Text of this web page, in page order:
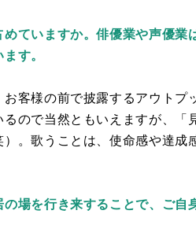
ていますか。俳優業や声優業
す。
客様の前で披露するアウトプ
ので当然ともいえますが、「
。歌うことは、使命感や達成
場を行き来することで、ご自